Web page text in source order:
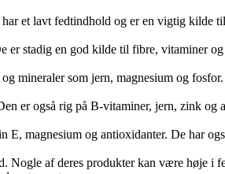
et lavt fedtindhold og er en vigtig kilde
stadig en god kilde til fibre, vitaminer
som jern, magnesium og
er også rig på B-vitaminer, jern, zink
magnesium og antioxidanter. De har
af deres produkter kan være høje i